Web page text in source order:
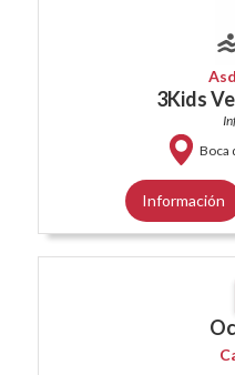
3Kids
Boca
Información